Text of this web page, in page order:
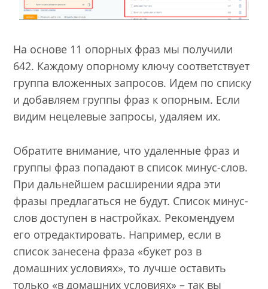
На основе 11 опорных фраз мы получили
642. Каждому опорному ключу соответствует
группа вложенных запросов. Идем по списку
и добавляем группы фраз к опорным. Если
видим нецелевые запросы, удаляем их.
Обратите внимание, что удаленные фраз и
группы фраз попадают в список минус-слов.
При дальнейшем расширении ядра эти
фразы предлагаться не будут. Список минус-
слов доступен в настройках. Рекомендуем
его отредактировать. Например, если в
список занесена фраза «букет роз в
домашних условиях», то лучше оставить
только «в домашних условиях» – так вы